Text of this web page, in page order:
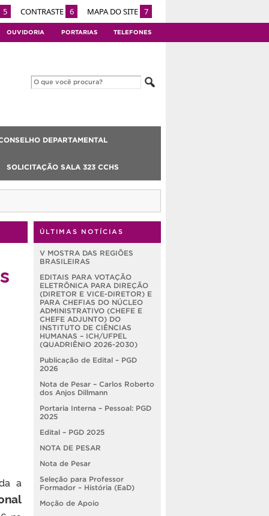
5 CONTRASTE 6 MAPA DO SITE 7
OUVIDORIA PORTARIAS TELEFONES
DEPARTAMENTAL
SOLICITAÇÃO SALA 323 CCHS
a
ÚLTIMAS NOTÍCIAS
V MOSTRA DAS REGIÕES
BRASILEIRAS
EDITAIS PARA VOTAÇÃO
ELETRÔNICA PARA DIREÇÃO
(DIRETOR E VICE-DIRETOR) E
PARA CHEFIAS DO NÚCLEO
ADMINISTRATIVO (CHEFE E
CHEFE ADJUNTO) DO
INSTITUTO DE CIÊNCIAS
HUMANAS – ICH/UFPEL
(QUADRIÊNIO 2026-2030)
Publicação de Edital – PGD
2026
Nota de Pesar – Carlos Roberto
dos Anjos Dillmann
Portaria Interna – Pessoal: PGD
2025
Edital – PGD 2025
NOTA DE PESAR
Nota de Pesar
Seleção para Professor
Formador – História (EaD)
Moção de Apoio